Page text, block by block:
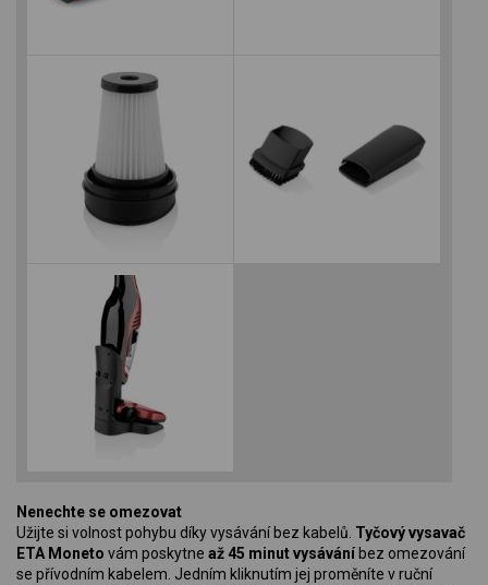
Nenechte se omezovat
Užijte si volnost pohybu díky vysávání bez kabelů. Tyčový vysavač
ETA Moneto vám poskytne až 45 minut vysávání bez omezování
se přívodním kabelem. Jedním kliknutím jej proměníte v ruční